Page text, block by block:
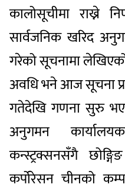
कालोसूचीमा राख्ने
सार्वजनिक खरिद
गरेको सूचनामा
अवधि भने आज सूचना
गतेदेखि गणना सुरु
अनुगमन
कन्स्ट्रक्सनसँगै
कर्पोरेसन चीनको